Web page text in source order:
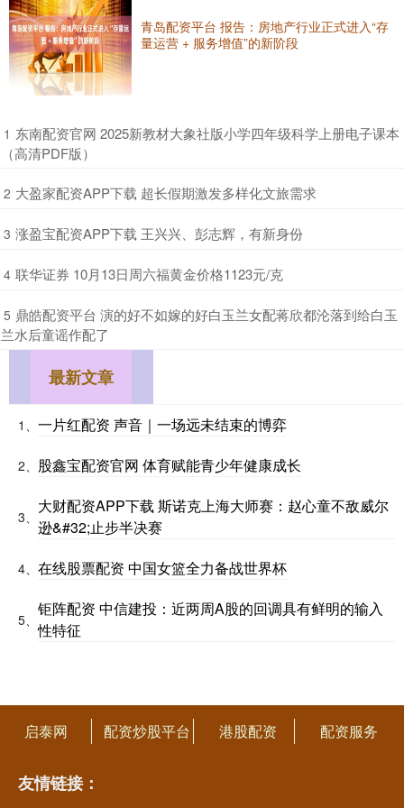
青岛配资平台 报告：房地产行业正式进入“存
量运营 + 服务增值”的新阶段
1 ​东南配资官网 2025新教材大象社版小学四年级科学上册电子课本
（高清PDF版）
2 ​大盈家配资APP下载 超长假期激发多样化文旅需求
3 ​涨盈宝配资APP下载 王兴兴、彭志辉，有新身份
4 ​联华证券 10月13日周六福黄金价格1123元/克
5 ​鼎皓配资平台 演的好不如嫁的好白玉兰女配蒋欣都沦落到给白玉
兰水后童谣作配了
最新文章
1、 一片红配资 声音｜一场远未结束的博弈
2、 股鑫宝配资官网 体育赋能青少年健康成长
3、
大财配资APP下载 斯诺克上海大师赛：赵心童不敌威尔
逊&#32;止步半决赛
4、 在线股票配资 中国女篮全力备战世界杯
5、
钜阵配资 中信建投：近两周A股的回调具有鲜明的输入
性特征
启泰网 配资炒股平台 港股配资 配资服务
友情链接：